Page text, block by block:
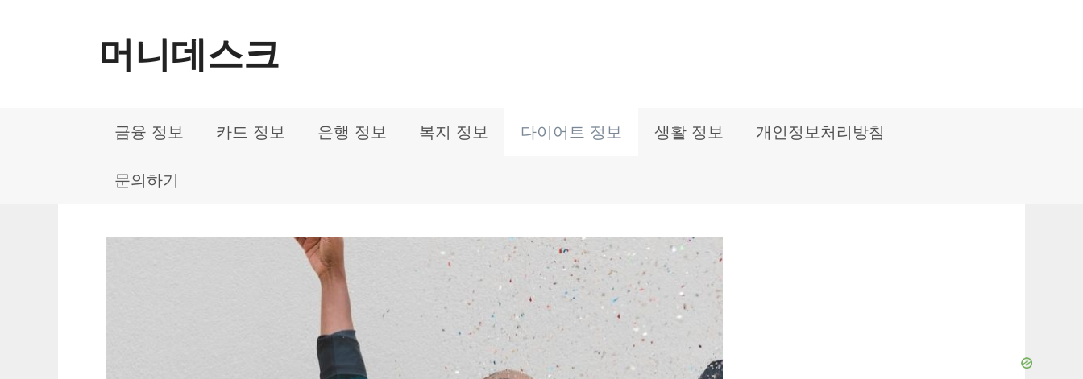
머니데스크
금융 정보 카드 정보 은행 정보 복지 정보 다이어트 정보 생활 정보 개인정보처리방침
문의하기